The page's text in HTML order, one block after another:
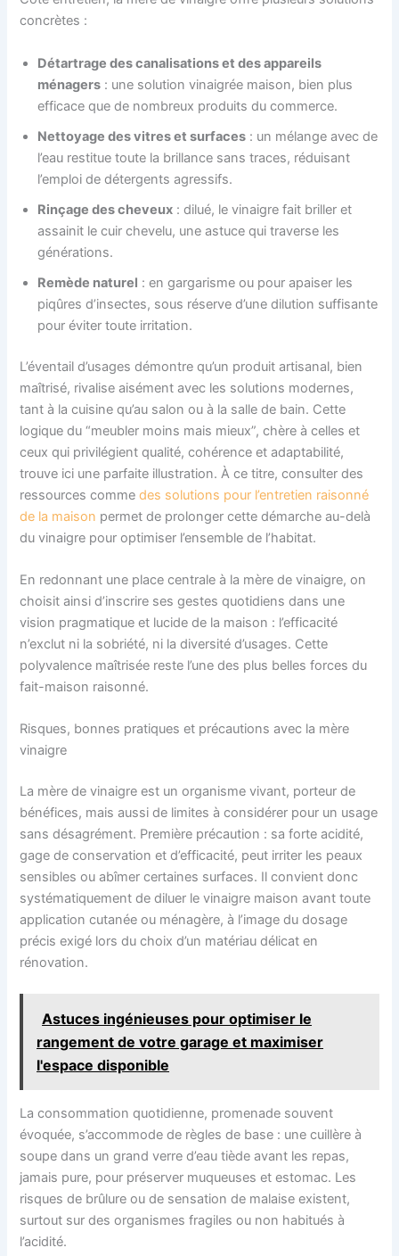
concrètes :
Détartrage des canalisations et des appareils
ménagers : une solution vinaigrée maison, bien plus
efficace que de nombreux produits du commerce.
Nettoyage des vitres et surfaces : un mélange avec de
l’eau restitue toute la brillance sans traces, réduisant
l’emploi de détergents agressifs.
Rinçage des cheveux : dilué, le vinaigre fait briller et
assainit le cuir chevelu, une astuce qui traverse les
générations.
Remède naturel : en gargarisme ou pour apaiser les
piqûres d’insectes, sous réserve d’une dilution suffisante
pour éviter toute irritation.
L’éventail d’usages démontre qu’un produit artisanal, bien
maîtrisé, rivalise aisément avec les solutions modernes,
tant à la cuisine qu’au salon ou à la salle de bain. Cette
logique du “meubler moins mais mieux”, chère à celles et
ceux qui privilégient qualité, cohérence et adaptabilité,
trouve ici une parfaite illustration. À ce titre, consulter des
ressources commedes solutions pour l’entretien raisonné
de la maison permet de prolonger cette démarche au-delà
du vinaigre pour optimiser l’ensemble de l’habitat.
En redonnant une place centrale à la mère de vinaigre, on
choisit ainsi d’inscrire ses gestes quotidiens dans une
vision pragmatique et lucide de la maison : l’efficacité
n’exclut ni la sobriété, ni la diversité d’usages. Cette
polyvalence maîtrisée reste l’une des plus belles forces du
fait-maison raisonné.
Risques, bonnes pratiques et précautions avec la mère
vinaigre
La mère de vinaigre est un organisme vivant, porteur de
bénéfices, mais aussi de limites à considérer pour un usage
sans désagrément. Première précaution : sa forte acidité,
gage de conservation et d’efficacité, peut irriter les peaux
sensibles ou abîmer certaines surfaces. Il convient donc
systématiquement de diluer le vinaigre maison avant toute
application cutanée ou ménagère, à l’image du dosage
précis exigé lors du choix d’un matériau délicat en
rénovation.
Astuces ingénieuses pour optimiser le
rangement de votre garage et maximiser
l'espace disponible
La consommation quotidienne, promenade souvent
évoquée, s’accommode de règles de base : une cuillère à
soupe dans un grand verre d’eau tiède avant les repas,
jamais pure, pour préserver muqueuses et estomac. Les
risques de brûlure ou de sensation de malaise existent,
surtout sur des organismes fragiles ou non habitués à
l’acidité.